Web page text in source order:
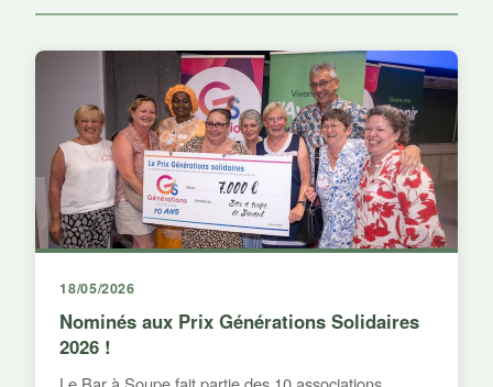
18/05/2026
Nominés aux Prix Générations Solidaires
2026 !